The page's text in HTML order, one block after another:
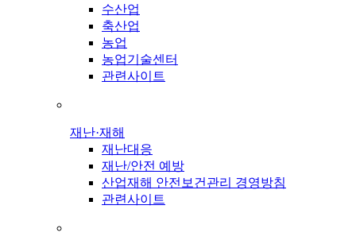
수산업
축산업
농업
농업기술센터
관련사이트
재난·재해
재난대응
재난/안전 예방
산업재해 안전보건관리 경영방침
관련사이트